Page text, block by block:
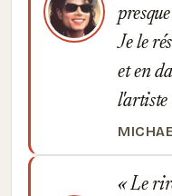
Je le
et en
l'artiste
Le